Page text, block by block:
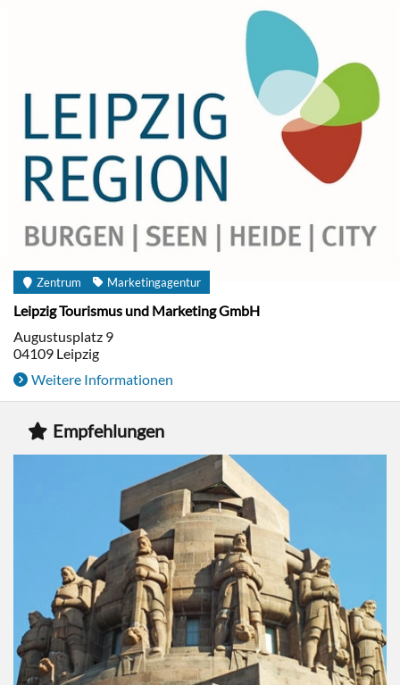
Zentrum Marketingagentur
Leipzig Tourismus und Marketing GmbH
Augustusplatz 9
04109 Leipzig
Weitere Informationen
Empfehlungen